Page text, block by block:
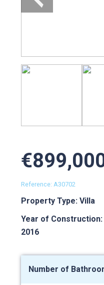
Reference: A30702
Property Type: Villa
Year of Construction:
2016
Number of